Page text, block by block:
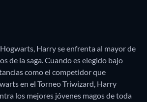
Harry se enfrenta al mayor de
de la saga. Cuando es elegido bajo
como el competidor que
en el Torneo Triwizard, Harry
los mejores jóvenes magos de toda